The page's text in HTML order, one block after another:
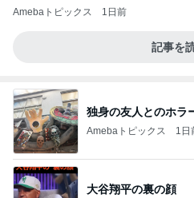
Amebaトピックス 1日前
記事を
独身の友人とのホラ
Amebaトピックス 1日
大谷翔平の裏の顔